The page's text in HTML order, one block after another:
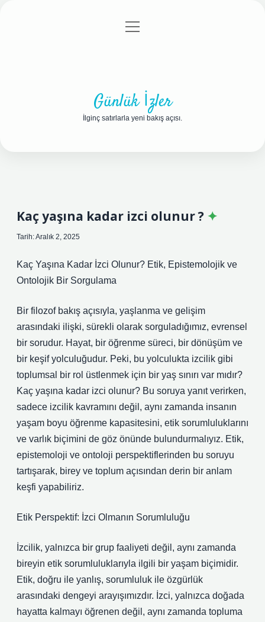
Gizlilik Politikası
menüyü
Günlük İzler
İlginç satırlarla yeni bakış açısı.
Kaç yaşına kadar izci olunur ?
Tarih: Aralık 2, 2025
Kaç Yaşına Kadar İzci Olunur? Etik, Epistemolojik ve
Ontolojik Bir Sorgulama
Bir filozof bakış açısıyla, yaşlanma ve gelişim
arasındaki ilişki, sürekli olarak sorguladığımız, evrensel
bir sorudur. Hayat, bir öğrenme süreci, bir dönüşüm ve
bir keşif yolculuğudur. Peki, bu yolculukta izcilik gibi
toplumsal bir rol üstlenmek için bir yaş sınırı var mıdır?
Kaç yaşına kadar izci olunur? Bu soruya yanıt verirken,
sadece izcilik kavramını değil, aynı zamanda insanın
yaşam boyu öğrenme kapasitesini, etik sorumluluklarını
ve varlık biçimini de göz önünde bulundurmalıyız. Etik,
epistemoloji ve ontoloji perspektiflerinden bu soruyu
tartışarak, birey ve toplum açısından derin bir anlam
keşfi yapabiliriz.
Etik Perspektif: İzci Olmanın Sorumluluğu
İzcilik, yalnızca bir grup faaliyeti değil, aynı zamanda
bireyin etik sorumluluklarıyla ilgili bir yaşam biçimidir.
Etik, doğru ile yanlış, sorumluluk ile özgürlük
arasındaki dengeyi arayışımızdır. İzci, yalnızca doğada
hayatta kalmayı öğrenen değil, aynı zamanda topluma